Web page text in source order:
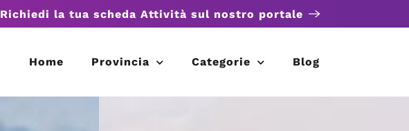
Richiedi la tua scheda Attività sul nostro portale
Home Provincia Categorie Blog